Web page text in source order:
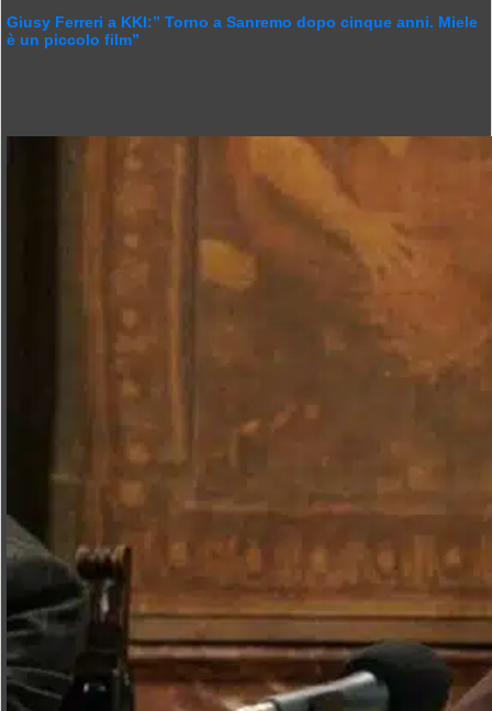
Giusy Ferreri a KKI:” Torno a Sanremo dopo cinque anni. Miele
è un piccolo film”